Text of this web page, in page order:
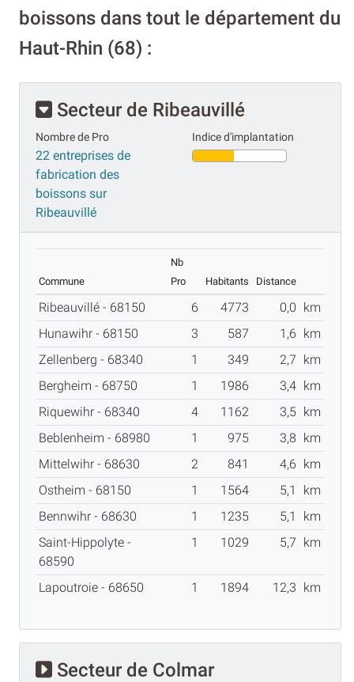
boissons dans tout le département du
Haut-Rhin (68) :
Secteur de Ribeauvillé
Nombre de Pro
22 entreprises de
fabrication des
boissons sur
Ribeauvillé
Indice d'implantation
Commune
Nb
Pro
Habitants Distance
Ribeauvillé - 68150 6 4773 0,0 km
Hunawihr - 68150
3 587 1,6 km
Zellenberg - 68340
1 349 2,7 km
Bergheim - 68750
1 1986 3,4 km
Riquewihr - 68340
4 1162 3,5 km
Beblenheim - 68980
1 975 3,8 km
Mittelwihr - 68630
2 841 4,6 km
Ostheim - 68150
1 1564 5,1
km
Bennwihr - 68630
1 1235 5,1
km
Saint-Hippolyte -
68590
1 1029 5,7 km
Lapoutroie - 68650 1 1894 12,3 km
Secteur de Colmar